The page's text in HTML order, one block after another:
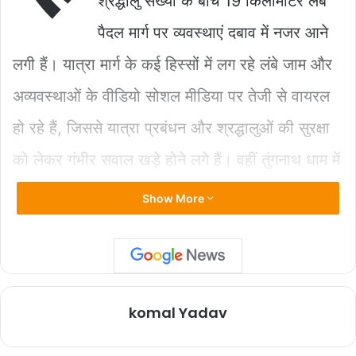
o
k
p
p
k
पैदल मार्ग पर व्यवस्थाएं दबाव में नजर आने
लगी हैं। यात्रा मार्ग के कई हिस्सों में लग रहे लंबे जाम और
अव्यवस्थाओं के वीडियो सोशल मीडिया पर तेजी से वायरल
हो रहे हैं, जिससे यात्रा प्रबंधन और श्रद्धालुओं की सुरक्षा
को लेकर गंभीर सवाल खड़े होने लगे हैं। वहीं तुंगनाथ धाम में
यात्रियों के बीच मारपीट के वीडियो सामने आने से भी
जानकारी के अनुसार भीमबली, लिनचोली, जंगलचट्टी सहित
कई संवेदनशील स्थानों पर मार्ग अत्यंत संकरा होने के कारण
यात्रियों की आवाजाही प्रभावित हो रही है। एक ओर हजारों
श्रद्धालु बाबा केदार के दर्शन के लिए पैदल यात्रा कर रहे हैं,
Show More
komal Yadav